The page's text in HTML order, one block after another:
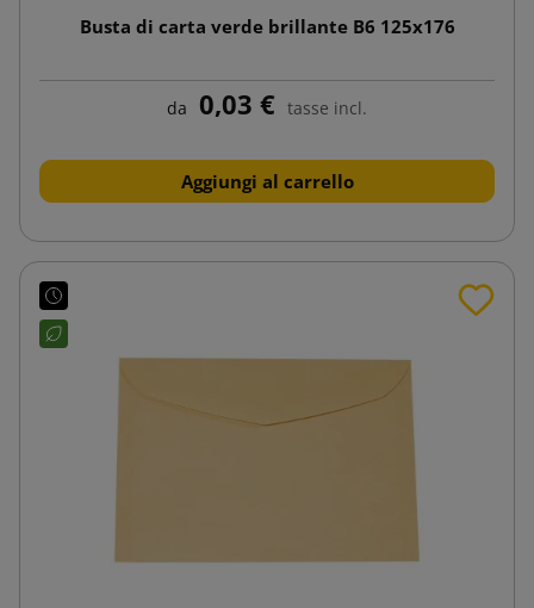
Busta di carta verde brillante B6 125x176
da 0,03 € tasse incl.
Aggiungi al carrello